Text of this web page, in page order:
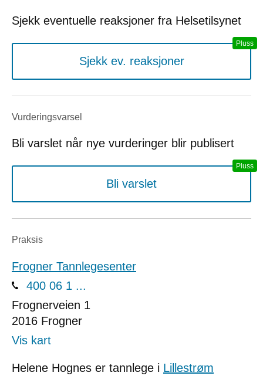
Sjekk eventuelle reaksjoner fra Helsetilsynet
Sjekk ev. reaksjoner
Vurderings­varsel
Bli varslet når nye vurderinger blir publisert
Bli varslet
Praksis
Frogner Tannlegesenter
400 06 1 ...
Frognerveien 1
2016 Frogner
Vis kart
Helene Hognes er tannlege i Lillestrøm